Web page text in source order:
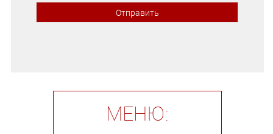
МЕНЮ: